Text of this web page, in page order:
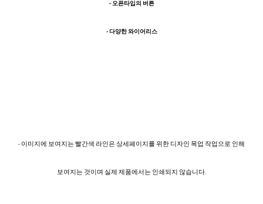
- 오픈타입의 버튼
- 다양한 와이어리스
- 이미지에 보여지는 빨간색 라인은 상세페이지를 위한 디자인 목업 작업으로 인해
보여지는 것이며 실제 제품에서는 인쇄되지 않습니다.